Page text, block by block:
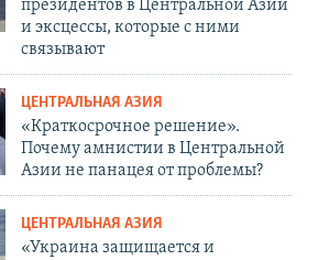
президентов в Центральной Азии
и эксцессы, которые с ними
связывают
ЦЕНТРАЛЬНАЯ АЗИЯ
«Краткосрочное решение».
Почему амнистии в Центральной
Азии не панацея от проблемы?
ЦЕНТРАЛЬНАЯ АЗИЯ
«Украина защищается и